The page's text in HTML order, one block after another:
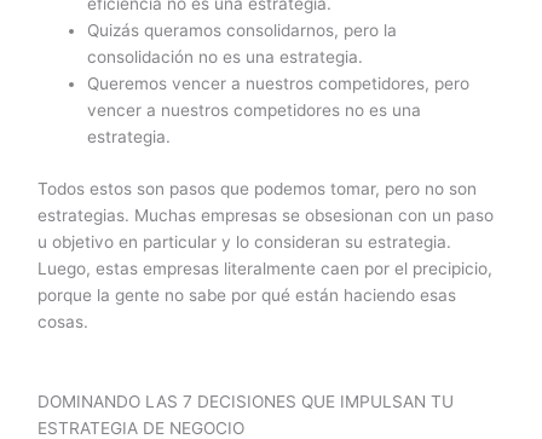
eficiencia no es una estrategia.
Quizás queramos consolidarnos, pero la
consolidación no es una estrategia.
Queremos vencer a nuestros competidores, pero
vencer a nuestros competidores no es una
estrategia.
Todos estos son pasos que podemos tomar, pero no son
estrategias. Muchas empresas se obsesionan con un paso
u objetivo en particular y lo consideran su estrategia.
Luego, estas empresas literalmente caen por el precipicio,
porque la gente no sabe por qué están haciendo esas
cosas.
DOMINANDO LAS 7 DECISIONES QUE IMPULSAN TU
ESTRATEGIA DE NEGOCIO